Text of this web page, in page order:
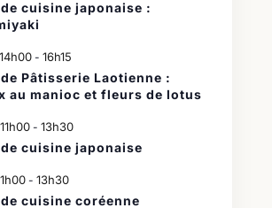
cuisine japonaise :
14h00- 16h15
Pâtisserie Laotienne :
au manioc et fleurs de lotus
11h00- 13h30
cuisine japonaise
- 13h30
cuisine coréenne